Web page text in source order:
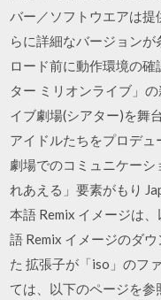
バー／ソフトウエアは提
らに詳細なバージョン
ロード前に動作環境の
ター ミリオンライブ」
イブ劇場(シアター)を舞
アイドルたちをプロデュ
劇場でのコミュニケー
れあえる」要素がもり
本語 Remix イメージは
語 Remix イメージのダ
た 拡張子が「iso」のフ
ては、以下のページを参